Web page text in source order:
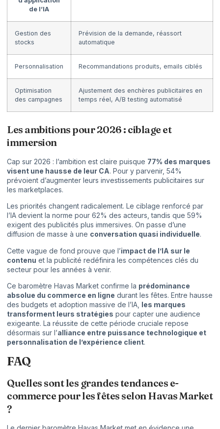
de l’IA
Gestion des
stocks
Prévision de la demande, réassort
automatique
Personnalisation Recommandations produits, emails ciblés
Optimisation
des campagnes
Ajustement des enchères publicitaires en
temps réel, A/B testing automatisé
Les ambitions pour 2026 : ciblage et
immersion
Cap sur 2026 : l’ambition est claire puisque 77% des marques
visent une hausse de leur CA. Pour y parvenir, 54%
prévoient d’augmenter leurs investissements publicitaires sur
les marketplaces.
Les priorités changent radicalement. Le ciblage renforcé par
l’IA devient la norme pour 62% des acteurs, tandis que 59%
exigent des publicités plus immersives. On passe d’une
diffusion de masse à une conversation quasi individuelle.
Cette vague de fond prouve que l’impact de l’IA sur le
contenu et la publicité redéfinira les compétences clés du
secteur pour les années à venir.
Ce baromètre Havas Market confirme la prédominance
absolue du commerce en ligne durant les fêtes. Entre hausse
des budgets et adoption massive de l’IA, les marques
transforment leurs stratégies pour capter une audience
exigeante. La réussite de cette période cruciale repose
désormais sur l’alliance entre puissance technologique et
personnalisation de l’expérience client.
FAQ
Quelles sont les grandes tendances e-
commerce pour les fêtes selon Havas Market
?